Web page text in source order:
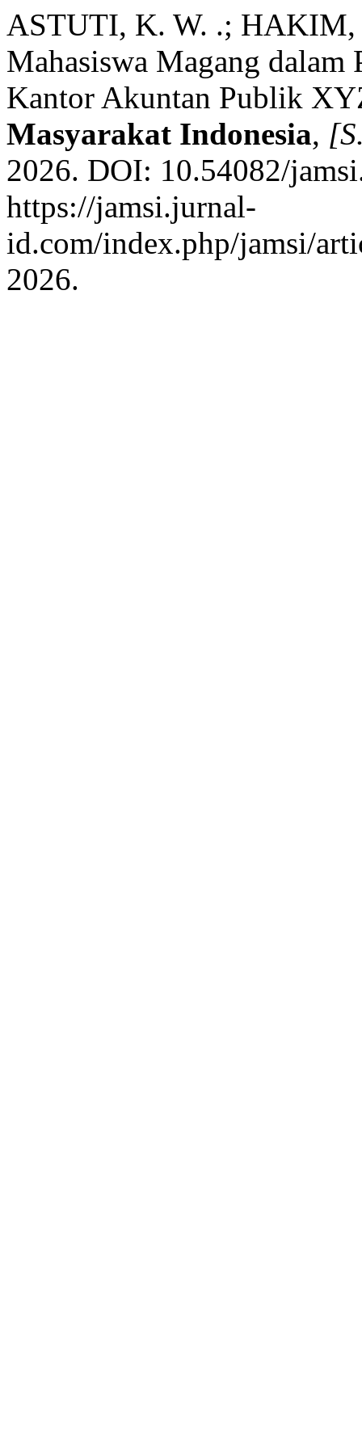
ASTUTI, K. W. .; HAKIM,
Mahasiswa Magang
Kantor Akuntan Publik
Masyarakat Indonesia,
2026. DOI: 10.54082/
https://jamsi.jurnal-
id.com/index.php/jamsi/
2026.